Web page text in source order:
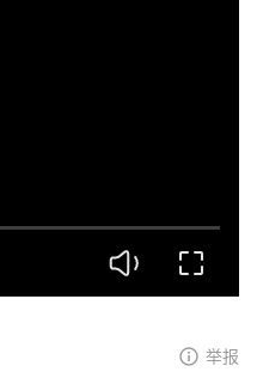
举报